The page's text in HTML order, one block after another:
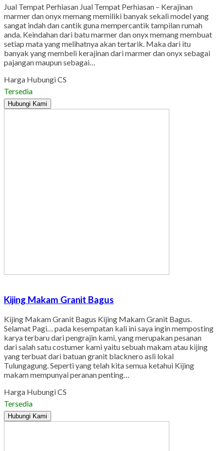
Jual Tempat Perhiasan Jual Tempat Perhiasan – Kerajinan
marmer dan onyx memang memiliki banyak sekali model yang
sangat indah dan cantik guna mempercantik tampilan rumah
anda. Keindahan dari batu marmer dan onyx memang membuat
setiap mata yang melihatnya akan tertarik. Maka dari itu
banyak yang membeli kerajinan dari marmer dan onyx sebagai
pajangan maupun sebagai…
Harga Hubungi CS
Tersedia
Hubungi Kami
Kijing Makam Granit Bagus
Kijing Makam Granit Bagus Kijing Makam Granit Bagus.
Selamat Pagi… pada kesempatan kali ini saya ingin memposting
karya terbaru dari pengrajin kami, yang merupakan pesanan
dari salah satu costumer kami yaitu sebuah makam atau kijing
yang terbuat dari batuan granit blacknero asli lokal
Tulungagung. Seperti yang telah kita semua ketahui Kijing
makam mempunyai peranan penting…
Harga Hubungi CS
Tersedia
Hubungi Kami